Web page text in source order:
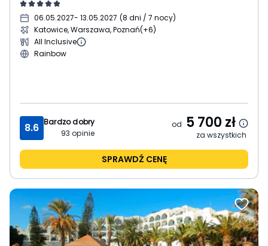
06.05.2027- 13.05.2027 (8 dni / 7 nocy)
Katowice, Warszawa, Poznań(+6)
All Inclusive
Rainbow
8.6 Bardzo dobry
93 opinie
od 5 700 zł
za wszystkich
SPRAWDŹ CENĘ